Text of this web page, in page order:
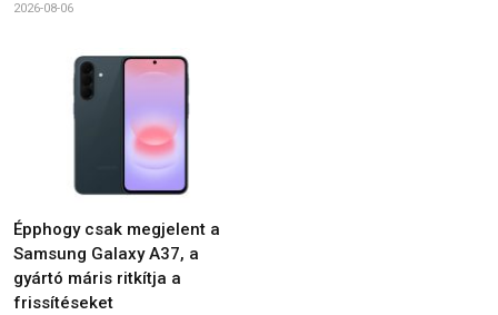
2026-08-06
Épphogy csak megjelent a
Samsung Galaxy A37, a
gyártó máris ritkítja a
frissítéseket